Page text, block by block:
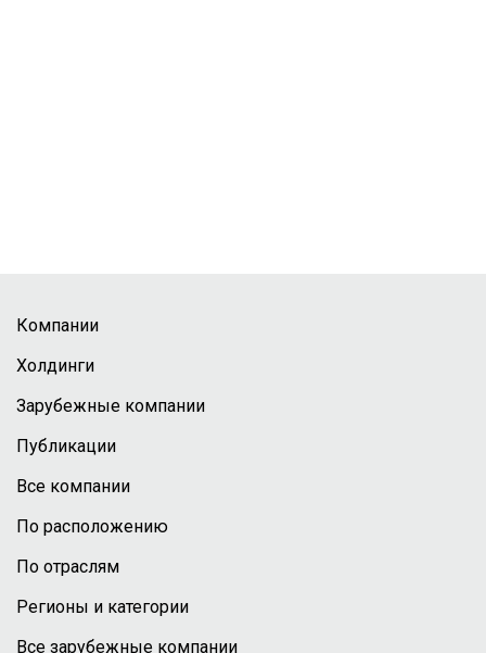
Компании
Холдинги
Зарубежные компании
Публикации
Все компании
По расположению
По отраслям
Регионы и категории
Все зарубежные компании